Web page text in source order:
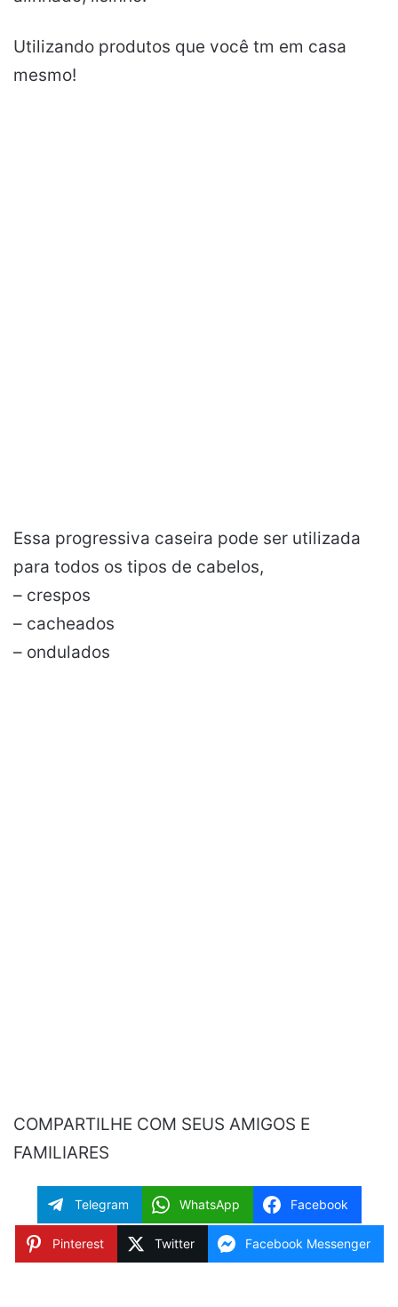
Utilizando produtos que você tm em casa
mesmo!
Essa progressiva caseira pode ser utilizada
para todos os tipos de cabelos,
– crespos
– cacheados
– ondulados
COMPARTILHE COM SEUS AMIGOS E
FAMILIARES
Telegram WhatsApp Facebook
Pinterest Twitter Facebook Messenger